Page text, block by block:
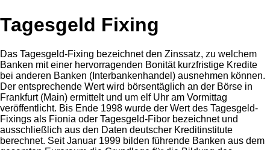
Tagesgeld Fixing
Das Tagesgeld-Fixing bezeichnet den Zinssatz, zu welchem
Banken mit einer hervorragenden Bonität kurzfristige Kredite
bei anderen Banken (Interbankenhandel) ausnehmen können.
Der entsprechende Wert wird börsentäglich an der Börse in
Frankfurt (Main) ermittelt und um elf Uhr am Vormittag
veröffentlicht. Bis Ende 1998 wurde der Wert des Tagesgeld-
Fixings als Fionia oder Tagesgeld-Fibor bezeichnet und
ausschließlich aus den Daten deutscher Kreditinstitute
berechnet. Seit Januar 1999 bilden führende Banken aus dem